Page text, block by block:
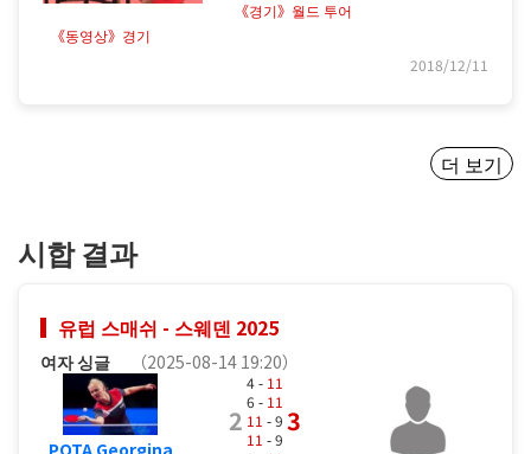
《경기》월드 투어
《동영상》경기
2018/12/11
더 보기
시합 결과
유럽 스매쉬 - 스웨덴 2025
여자 싱글 （2025-08-14 19:20）
POTA Georgina
2
4 - 11
6 - 11
11 - 9
11 - 9
3